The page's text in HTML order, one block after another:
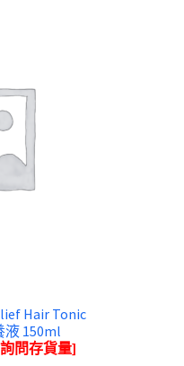
Hair Tonic
150ml
問存貨量]